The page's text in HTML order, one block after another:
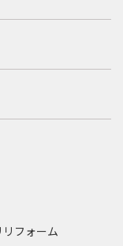
リフォーム